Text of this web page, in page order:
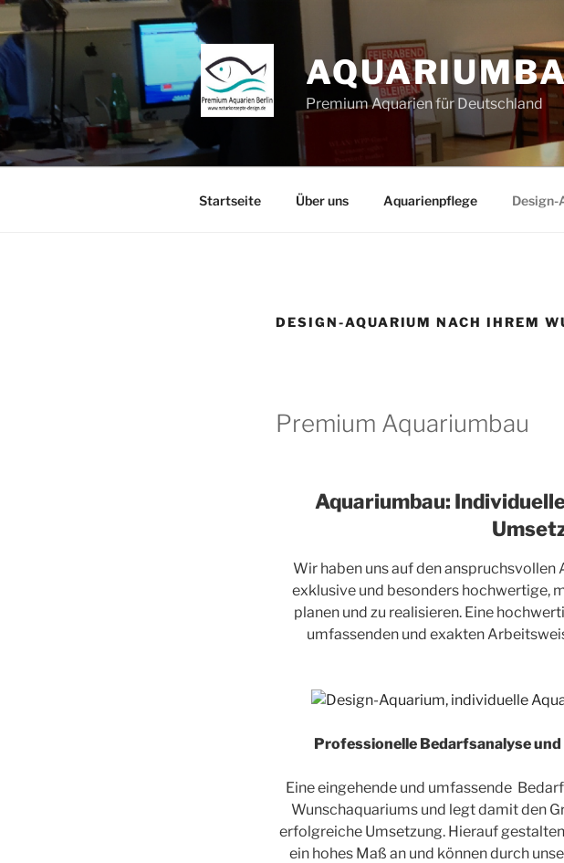
Zum
Inhalt
springen
Premium Aquarien für Deutschland
Startseite Über uns Aquarienpflege Design-
DESIGN-AQUARIUM NACH IHREM
Premium Aquariumbau
Aquariumbau:
Wir haben uns auf den
exklusive und besonders hochwertige,
planen und zu realisieren. Eine
umfassenden und exakten
Professionelle Bedarfsanalyse
Eine eingehende und umfassende
Wunschaquariums und legt damit den
erfolgreiche Umsetzung. Hierauf
ein hohes Maß an und können durch